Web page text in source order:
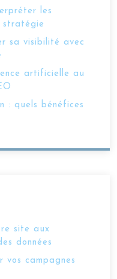
les
stratégie
sa visibilité avec
artificielle au
: quels bénéfices
site aux
données
campagnes